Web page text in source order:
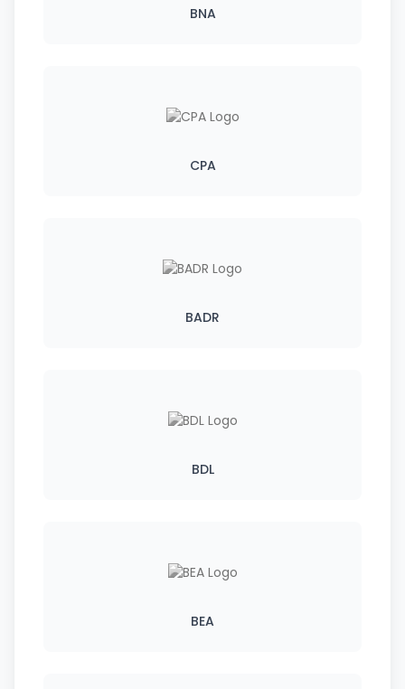
BNA
CPA
BADR
BDL
BEA